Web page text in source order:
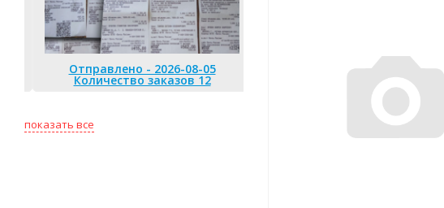
Отправлено - 2026-08-05
Количество заказов 12
Отправлено - 2026-08-04
Количество заказов 3
показать все